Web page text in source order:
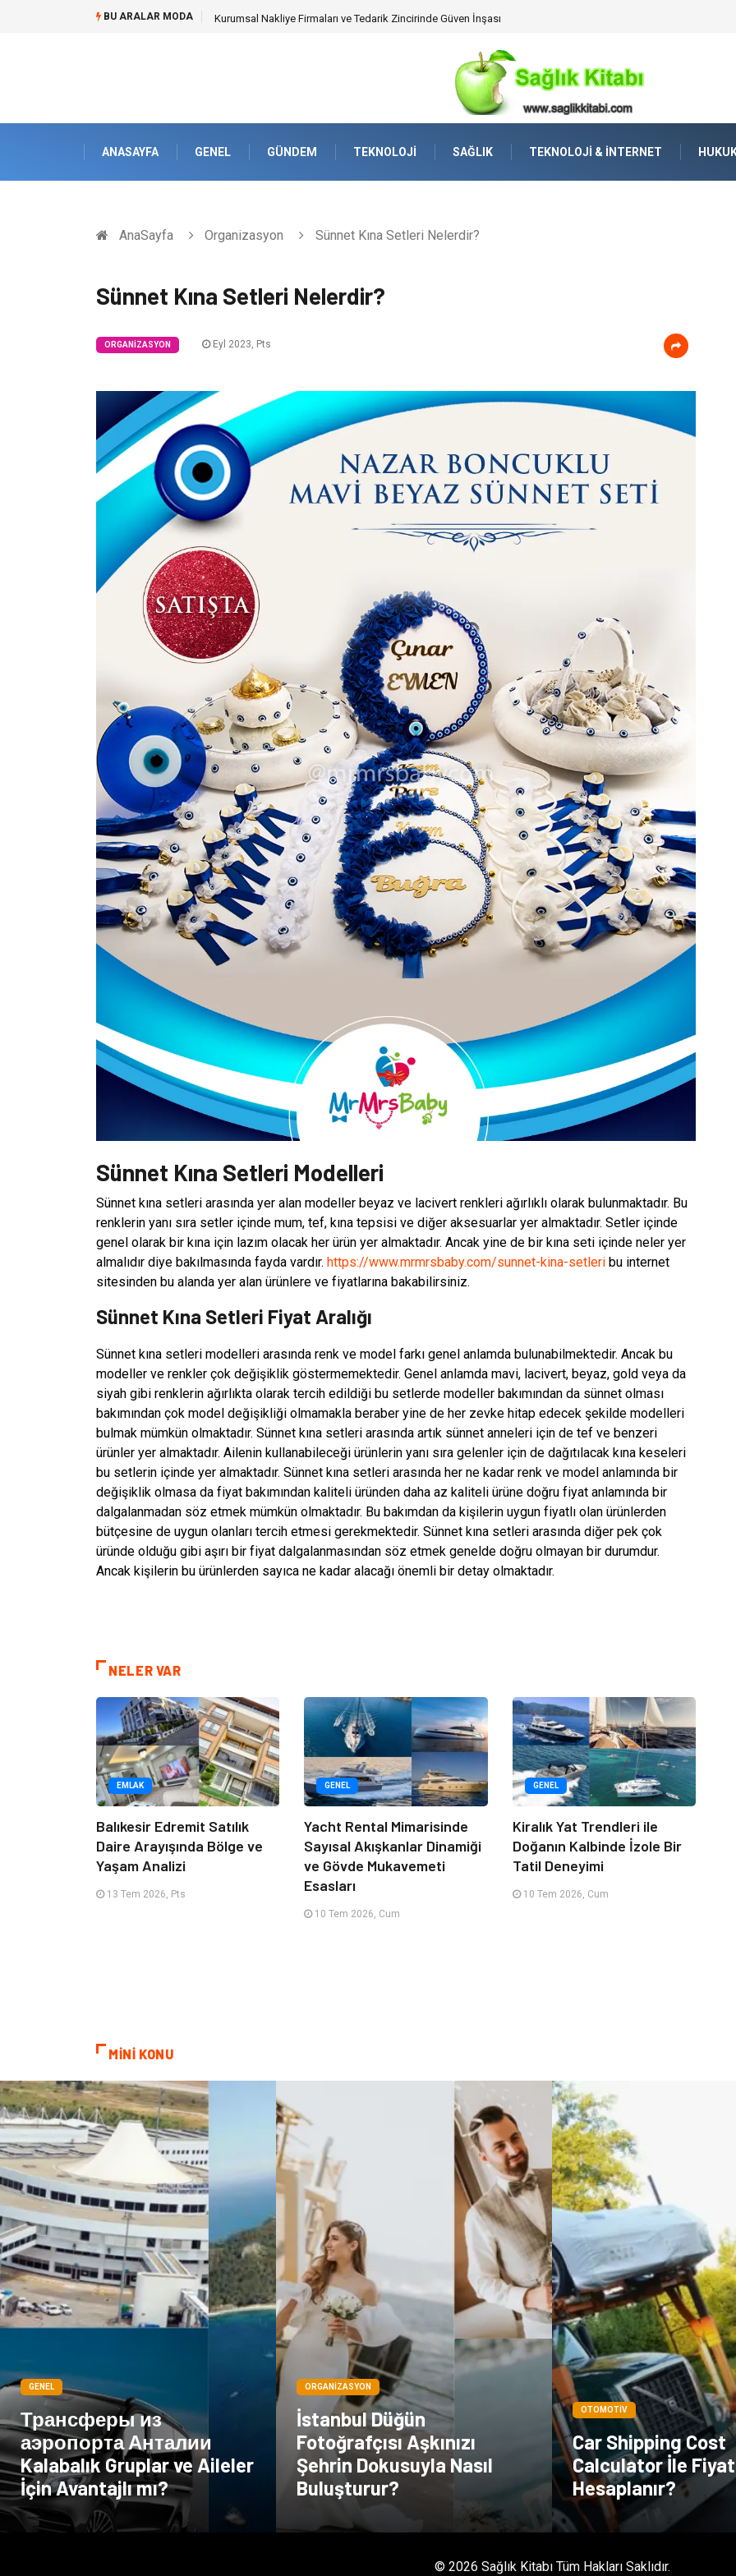
BU ARALAR MODA Dalaman Kalkan Transfer: Kişiselleştirilmiş Hizmet Ve Uç Nokta Konforu
ANASAYFA GENEL GÜNDEM TEKNOLOJI SAĞLIK TEKNOLOJI & İNTERNET
AnaSayfa Organizasyon Sünnet Kına Setleri Nelerdir?
Sünnet Kına Setleri Nelerdir?
ORGANIZASYON Eyl 2023, Pts
Sünnet Kına Setleri Modelleri
Sünnet kına setleri arasında yer alan modeller beyaz ve lacivert renkleri ağırlıklı olarak bulunmaktadır. Bu
renklerin yanı sıra setler içinde mum, tef, kına tepsisi ve diğer aksesuarlar yer almaktadır. Setler içinde
genel olarak bir kına için lazım olacak her ürün yer almaktadır. Ancak yine de bir kına seti içinde neler yer
almalıdır diye bakılmasında fayda vardır. https://www.mrmrsbaby.com/sunnet-kina-setleri bu internet
sitesinden bu alanda yer alan ürünlere ve fiyatlarına bakabilirsiniz.
Sünnet Kına Setleri Fiyat Aralığı
Sünnet kına setleri modelleri arasında renk ve model farkı genel anlamda bulunabilmektedir. Ancak bu
modeller ve renkler çok değişiklik göstermemektedir. Genel anlamda mavi, lacivert, beyaz, gold veya da
siyah gibi renklerin ağırlıkta olarak tercih edildiği bu setlerde modeller bakımından da sünnet olması
bakımından çok model değişikliği olmamakla beraber yine de her zevke hitap edecek şekilde modelleri
bulmak mümkün olmaktadır. Sünnet kına setleri arasında artık sünnet anneleri için de tef ve benzeri
ürünler yer almaktadır. Ailenin kullanabileceği ürünlerin yanı sıra gelenler için de dağıtılacak kına keseleri
bu setlerin içinde yer almaktadır. Sünnet kına setleri arasında her ne kadar renk ve model anlamında bir
değişiklik olmasa da fiyat bakımından kaliteli üründen daha az kaliteli ürüne doğru fiyat anlamında bir
dalgalanmadan söz etmek mümkün olmaktadır. Bu bakımdan da kişilerin uygun fiyatlı olan ürünlerden
bütçesine de uygun olanları tercih etmesi gerekmektedir. Sünnet kına setleri arasında diğer pek çok
üründe olduğu gibi aşırı bir fiyat dalgalanmasından söz etmek genelde doğru olmayan bir durumdur.
Ancak kişilerin bu ürünlerden sayıca ne kadar alacağı önemli bir detay olmaktadır.
NELER VAR
EMLAK
Balıkesir Edremit Satılık
Daire Arayışında Bölge ve
Yaşam Analizi
13 Tem 2026, Pts
GENEL
Yacht Rental Mimarisinde
Sayısal Akışkanlar Dinamiği
ve Gövde Mukavemeti
Esasları
10 Tem 2026, Cum
GENEL
Kiralık Yat Trendleri ile
Doğanın Kalbinde İzole Bir
Tatil Deneyimi
10 Tem 2026, Cum
MİNİ KONU
GENEL
Трансферы из
аэропорта Анталии
Kalabalık Gruplar ve Aileler
İçin Avantajlı mı?
ORGANIZASYON
İstanbul Düğün
Fotoğrafçısı Aşkınızı
Şehrin Dokusuyla Nasıl
Buluşturur?
OTOMOTIV
Car Shipping Cost
Calculator İle Fiyat
Hesaplanır?
© 2026 Sağlık Kitabı Tüm Hakları Saklıdır.